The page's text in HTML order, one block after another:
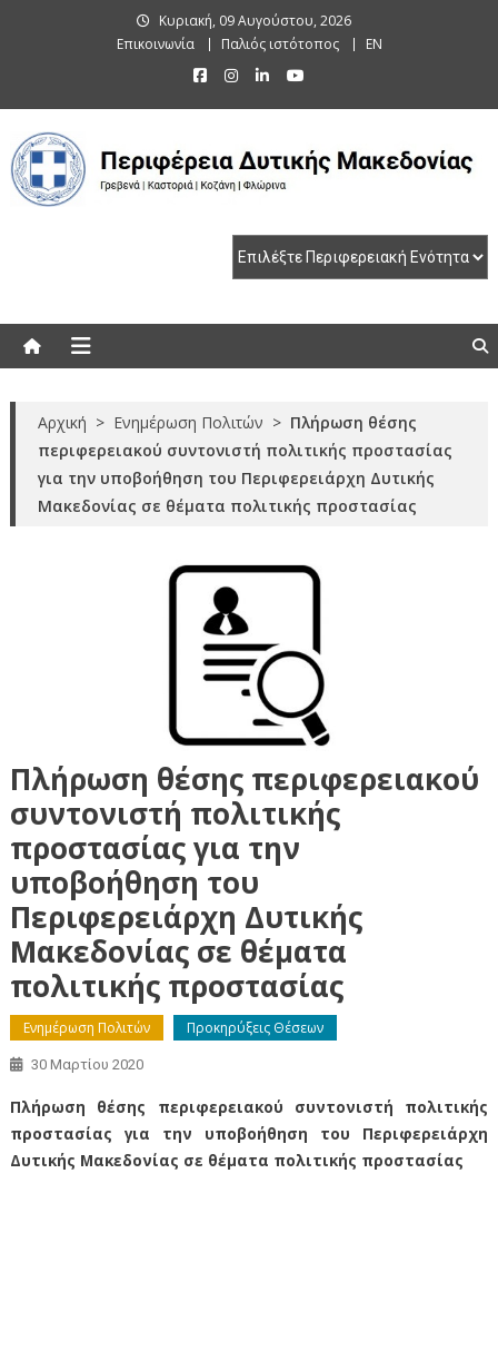
Κυριακή, 09 Αυγούστου, 2026
Επικοινωνία
Παλιός ιστότοπος EN
Αρχική > Ενημέρωση Πολιτών > Πλήρωση θέσης
περιφερειακού συντονιστή πολιτικής προστασίας
για την υποβοήθηση του Περιφερειάρχη Δυτικής
Μακεδονίας σε θέματα πολιτικής προστασίας
Πλήρωση θέσης περιφερειακού
συντονιστή πολιτικής
προστασίας για την
υποβοήθηση του
Περιφερειάρχη Δυτικής
Μακεδονίας σε θέματα
πολιτικής προστασίας
Ενημέρωση Πολιτών Προκηρύξεις Θέσεων
30 Μαρτίου 2020
Πλήρωση θέσης περιφερειακού συντονιστή πολιτικής
προστασίας για την υποβοήθηση του Περιφερειάρχη
Δυτικής Μακεδονίας σε θέματα πολιτικής προστασίας